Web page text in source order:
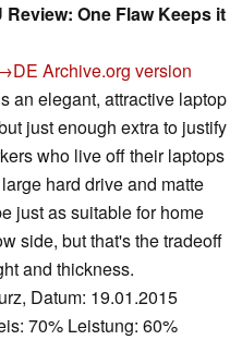
One Flaw Keeps it
Archive.org version
an elegant, attractive laptop
just enough extra to justify
who live off their laptops
hard drive and matte
just as suitable for home
side, but that's the tradeoff
and thickness.
Datum: 19.01.2015
70% Leistung: 60%